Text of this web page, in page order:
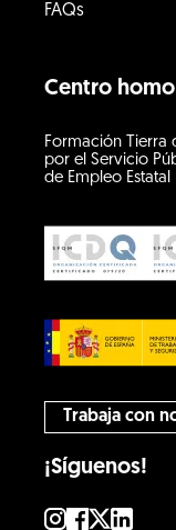
Centro
Formación Tierra
por el Servicio
de Empleo Estatal
FAQs
Trabaja con
¡Síguenos!